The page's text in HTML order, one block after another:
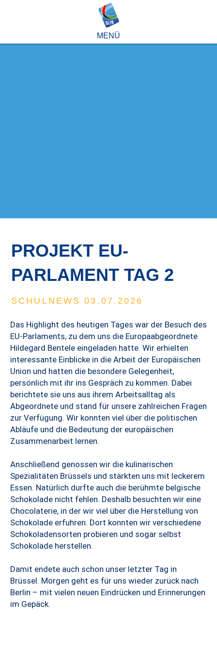
MENÜ
PROJEKT EU-
PARLAMENT TAG 2
SCHULNEWS 03.07.2026
Das Highlight des heutigen Tages war der Besuch des
EU-Parlaments, zu dem uns die Europaabgeordnete
Hildegard Bentele eingeladen hatte. Wir erhielten
interessante Einblicke in die Arbeit der Europäischen
Union und hatten die besondere Gelegenheit,
persönlich mit ihr ins Gespräch zu kommen. Dabei
berichtete sie uns aus ihrem Arbeitsalltag als
Abgeordnete und stand für unsere zahlreichen Fragen
zur Verfügung. Wir konnten viel über die politischen
Abläufe und die Bedeutung der europäischen
Zusammenarbeit lernen.
Anschließend genossen wir die kulinarischen
Spezialitäten Brüssels und stärkten uns mit leckerem
Essen. Natürlich durfte auch die berühmte belgische
Schokolade nicht fehlen. Deshalb besuchten wir eine
Chocolaterie, in der wir viel über die Herstellung von
Schokolade erfuhren. Dort konnten wir verschiedene
Schokoladensorten probieren und sogar selbst
Schokolade herstellen.
Damit endete auch schon unser letzter Tag in
Brüssel. Morgen geht es für uns wieder zurück nach
Berlin – mit vielen neuen Eindrücken und Erinnerungen
im Gepäck.